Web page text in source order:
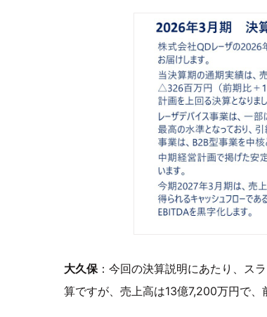
大久保：今回の決算説明にあたり、ス
算ですが、売上高は13億7,200万円で、